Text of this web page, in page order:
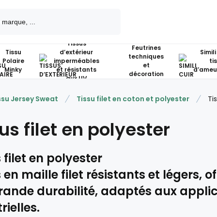
Tissu
Polaire
Minky
Tissus
d’extérieur
imperméables
et résistants
aux UV
Feutrines
techniques
et
décoration
Jersey Sweat Tissu filet en coton et polyester
filet en polyester
filet en polyester
en maille filet résistants et légers,
durabilité, adaptés aux